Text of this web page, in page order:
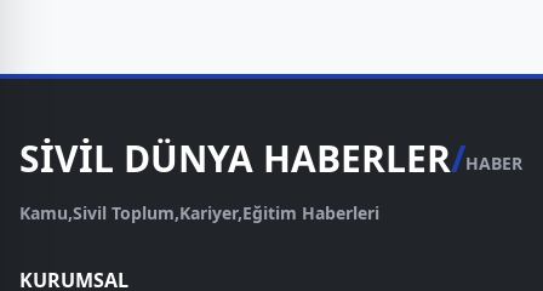
SİVİL DÜNYA HABERLER/HABER
Kamu,Sivil Toplum,Kariyer,Eğitim Haberleri
KURUMSAL